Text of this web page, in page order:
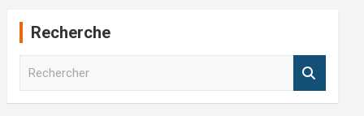
Recherche